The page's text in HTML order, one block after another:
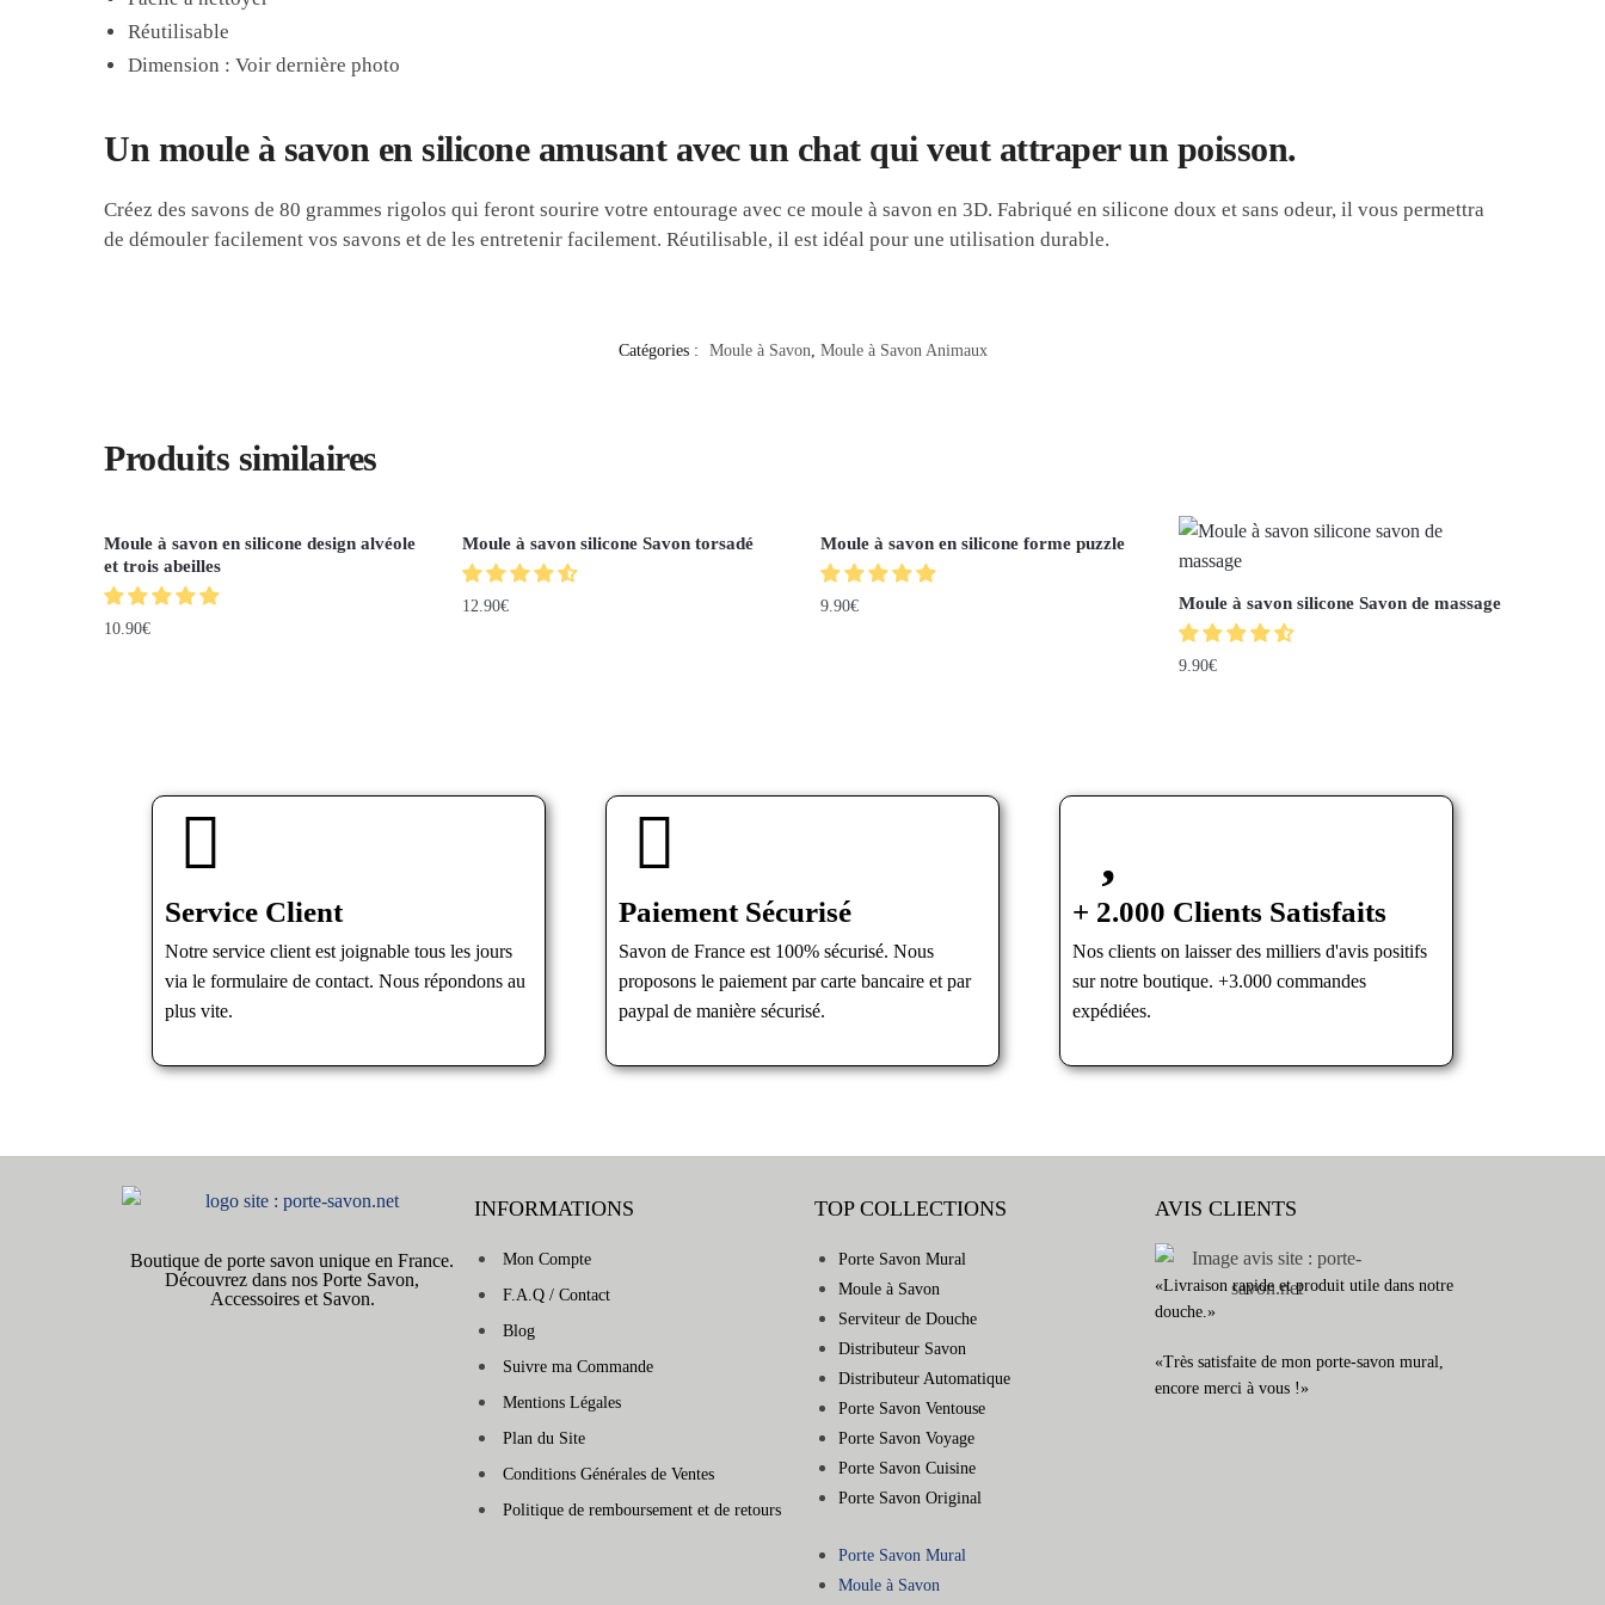
Réutilisable
Dimension : Voir dernière photo
Un moule à savon en silicone amusant avec un chat qui veut attraper un poisson.
Créez des savons de 80 grammes rigolos qui feront sourire votre entourage avec ce moule à savon en 3D. Fabriqué en silicone doux et sans odeur, il vous permettra
de démouler facilement vos savons et de les entretenir facilement. Réutilisable, il est idéal pour une utilisation durable.
Catégories : Moule à Savon, Moule à Savon Animaux
Produits similaires
Moule à savon en silicone design alvéole
et trois abeilles
10.90€
Moule à savon silicone Savon torsadé
12.90€
Moule à savon en silicone forme puzzle
9.90€ Moule à savon silicone Savon de massage
9.90€
Service Client
Notre service client est joignable tous les jours
via le formulaire de contact. Nous répondons au
plus vite.
Paiement Sécurisé
Savon de France est 100% sécurisé. Nous
proposons le paiement par carte bancaire et par
paypal de manière sécurisé.
+ 2.000 Clients Satisfaits
Nos clients on laisser des milliers d'avis positifs
sur notre boutique. +3.000 commandes
expédiées.
Boutique de porte savon unique en France.
Découvrez dans nos Porte Savon,
Accessoires et Savon.
INFORMATIONS
Mon Compte
F.A.Q / Contact
Blog
Suivre ma Commande
Mentions Légales
Plan du Site
Conditions Générales de Ventes
Politique de remboursement et de retours
TOP COLLECTIONS
Porte Savon Mural
Moule à Savon
Serviteur de Douche
Distributeur Savon
Distributeur Automatique
Porte Savon Ventouse
Porte Savon Voyage
Porte Savon Cuisine
Porte Savon Original
Porte Savon Mural
Moule à Savon
AVIS CLIENTS
«Livraison rapide et produit utile dans notre
douche.»
«Très satisfaite de mon porte-savon mural,
encore merci à vous !»